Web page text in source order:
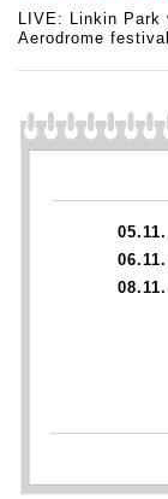
LIVE: Linkin
Aerodrome
05.11.
06.11.
08.11.